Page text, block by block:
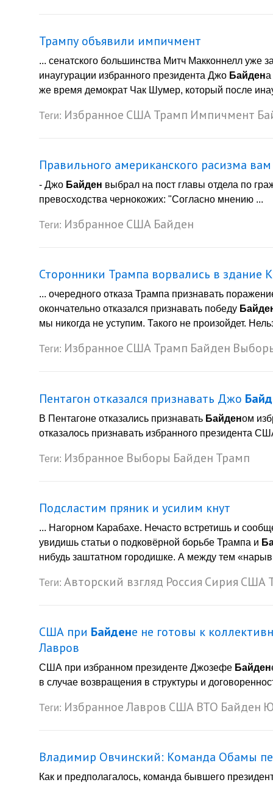
Трампу объявили импичмент
... сенатского большинства Митч Макконнелл уже
инаугурации избранного президента Джо Байдена
же время демократ Чак Шумер, который после
Теги: Избранное СШАТрамп Импичмент
Правильного американского расизма
- Джо Байден выбрал на пост главы отдела по
превосходства чернокожих: "Согласно мнению ...
Теги: Избранное США Байден
Сторонники Трампа ворвались в здание
... очередного отказа Трампа признавать
окончательно отказался признавать победу
мы никогда не уступим. Такого не произойдет.
Теги: Избранное СШАТрамп Байден
Пентагон отказался признавать Джо
В Пентагоне отказались признавать Байденом
отказалось признавать избранного президента
Теги: Избранное Выборы Байден Трамп
Подсластим пряник и усилим кнут
... Нагорном Карабахе. Нечасто встретишь и
увидишь статьи о подковёрной борьбе Трампа и
нибудь заштатном городишке. А между тем
Теги: Авторский взгляд Россия Сирия США
США при Байдене не готовы к
Лавров
США при избранном президенте Джозефе Байден
в случае возвращения в структуры и
Теги: ИзбранноеЛавров США ВТО Байден
Владимир Овчинский: Команда Обамы
Как и предполагалось, команда бывшего